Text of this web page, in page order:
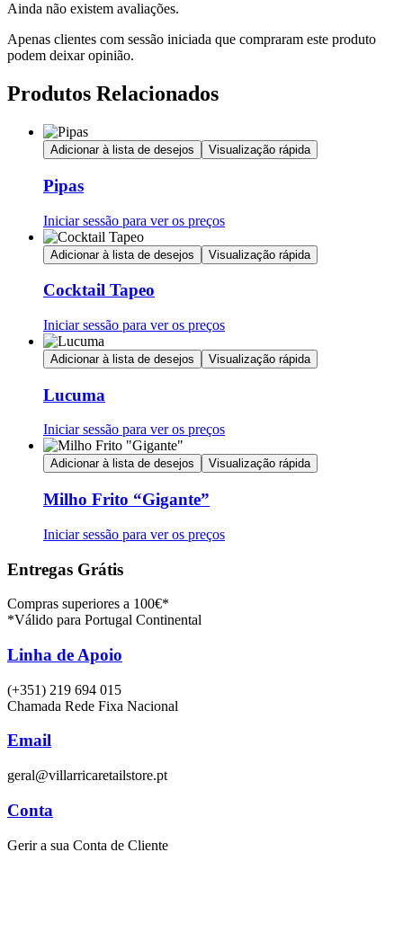
Ainda não existem avaliações.
Apenas clientes com sessão iniciada que compraram este produto
podem deixar opinião.
Produtos Relacionados
Adicionar à lista de desejos Visualização rápida
Pipas
Iniciar sessão para ver os preços
Adicionar à lista de desejos Visualização rápida
Cocktail Tapeo
Iniciar sessão para ver os preços
Adicionar à lista de desejos Visualização rápida
Lucuma
Iniciar sessão para ver os preços
Adicionar à lista de desejos Visualização rápida
Milho Frito “Gigante”
Iniciar sessão para ver os preços
Entregas Grátis
Compras superiores a 100€*
*Válido para Portugal Continental
Linha de Apoio
(+351) 219 694 015
Chamada Rede Fixa Nacional
Email
geral@villarricaretailstore.pt
Conta
Gerir a sua Conta de Cliente